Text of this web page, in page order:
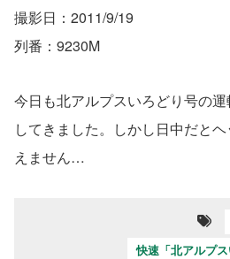
撮影日：2011/9/19
列番：9230M
今日も北アルプスいろどり号の
してきました。しかし日中だと
えません…
快速「北アルプス